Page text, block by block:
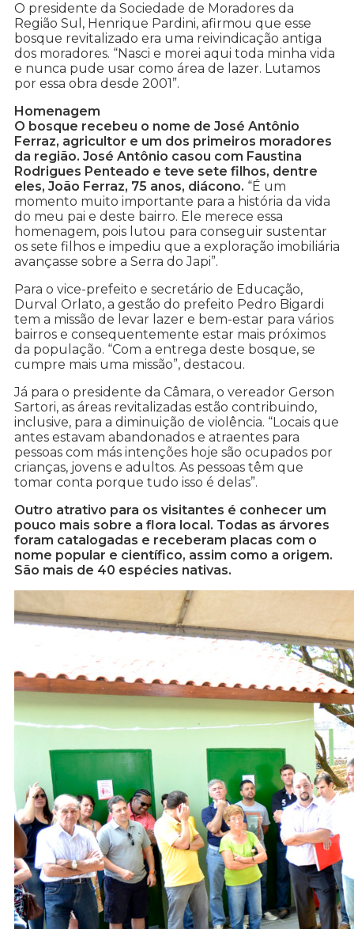
O presidente da Sociedade de Moradores da
Região Sul, Henrique Pardini, afirmou que esse
bosque revitalizado era uma reivindicação antiga
dos moradores. “Nasci e morei aqui toda minha vida
e nunca pude usar como área de lazer. Lutamos
por essa obra desde 2001”.
Homenagem
O bosque recebeu o nome de José Antônio
Ferraz, agricultor e um dos primeiros moradores
da região. José Antônio casou com Faustina
Rodrigues Penteado e teve sete filhos, dentre
eles, João Ferraz, 75 anos, diácono. “É um
momento muito importante para a história da vida
do meu pai e deste bairro. Ele merece essa
homenagem, pois lutou para conseguir sustentar
os sete filhos e impediu que a exploração imobiliária
avançasse sobre a Serra do Japi”.
Para o vice-prefeito e secretário de Educação,
Durval Orlato, a gestão do prefeito Pedro Bigardi
tem a missão de levar lazer e bem-estar para vários
bairros e consequentemente estar mais próximos
da população. “Com a entrega deste bosque, se
cumpre mais uma missão”, destacou.
Já para o presidente da Câmara, o vereador Gerson
Sartori, as áreas revitalizadas estão contribuindo,
inclusive, para a diminuição de violência. “Locais que
antes estavam abandonados e atraentes para
pessoas com más intenções hoje são ocupados por
crianças, jovens e adultos. As pessoas têm que
tomar conta porque tudo isso é delas”.
Outro atrativo para os visitantes é conhecer um
pouco mais sobre a flora local. Todas as árvores
foram catalogadas e receberam placas com o
nome popular e científico, assim como a origem.
São mais de 40 espécies nativas.